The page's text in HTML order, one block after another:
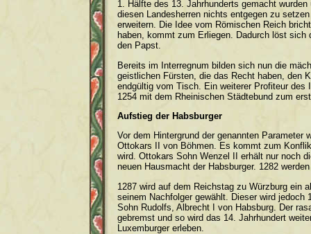
1. Hälfte des 13. Jahrhunderts gemacht
diesen Landesherren nichts entgegen zu
erweitern. Die Idee vom Römischen Reich
haben, kommt zum Erliegen. Dadurch löst
den Papst.
Bereits im Interregnum bilden sich nun die
geistlichen Fürsten, die das Recht haben, den
endgültig vom Tisch. Ein weiterer Profiteur
1254 mit dem Rheinischen Städtebund zum
Aufstieg der Habsburger
Vor dem Hintergrund der genannten
Ottokars II von Böhmen. Es kommt zum
wird. Ottokars Sohn Wenzel II erhält nur noch
neuen Hausmacht der Habsburger. 1282
1287 wird auf dem Reichstag zu Würzburg ein
seinem Nachfolger gewählt. Dieser wird
Sohn Rudolfs, Albrecht I von Habsburg. Der
gebremst und so wird das 14. Jahrhundert
Luxemburger erleben.